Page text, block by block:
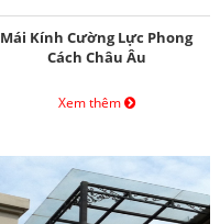
Mái Kính Cường Lực Phong
Cách Châu Âu
Xem thêm